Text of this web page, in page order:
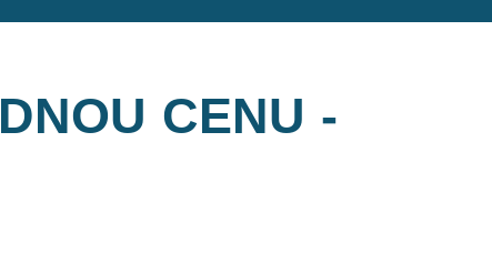
CENU -